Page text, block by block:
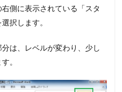
側に表示されている「スタ
択します。
は、レベルが変わり、少し
。